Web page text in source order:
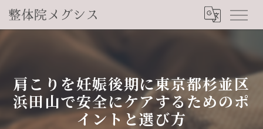
肩こりを妊娠後期に東京都杉並区
浜田山で安全にケアするためのポ
イントと選び方